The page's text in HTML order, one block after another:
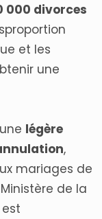
000 divorces
et les
une
légère
,
mariages de
de la